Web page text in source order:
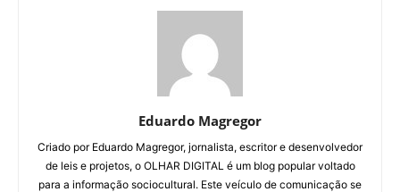
Eduardo Magregor
Criado por Eduardo Magregor, jornalista, escritor e desenvolvedor
de leis e projetos, o OLHAR DIGITAL é um blog popular voltado
para a informação sociocultural. Este veículo de comunicação se